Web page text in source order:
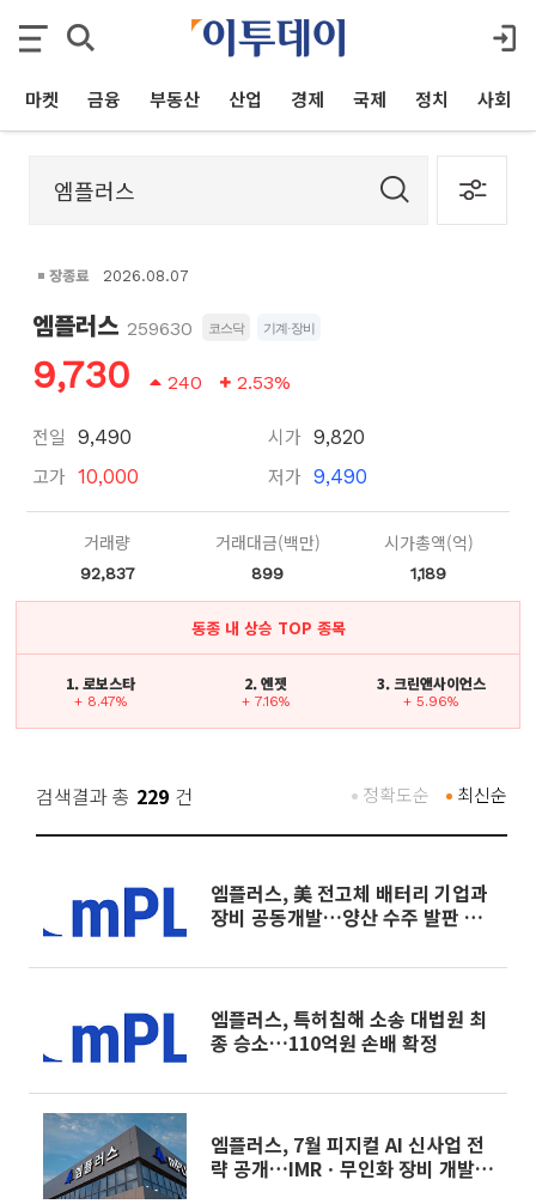
마켓 금융 부동산 산업 경제 국제 정치 사회
장종료 2026.08.07
엠플러스 259630 코스닥 기계·장비
9,730 240 2.53%
전일 9,490
고가 10,000
시가 9,820
저가 9,490
거래량
92,837
거래대금(백만)
899
시가총액(억)
1,189
동종 내 상승 TOP 종목
1. 로보스타
+ 8.47%
2. 엔젯
+ 7.16%
3. 크린앤사이언스
+ 5.96%
검색결과 총 229 건 최신순
정확도순
엠플러스, 美 전고체 배터리 기업과
장비 공동개발…양산 수주 발판 마
엠플러스, 특허침해 소송 대법원 최
종 승소…110억원 손배 확정
엠플러스, 7월 피지컬 AI 신사업 전
략 공개…IMRㆍ무인화 장비 개발